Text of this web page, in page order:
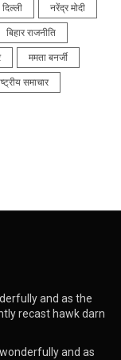
दिल्ली नरेंद्र मोदी
बिहार राजनीति
ममता बनर्जी
समाचार
and as the
recast hawk darn
and as